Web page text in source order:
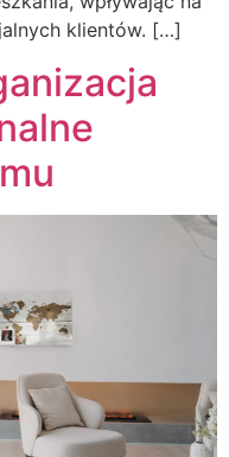
klientów. […]